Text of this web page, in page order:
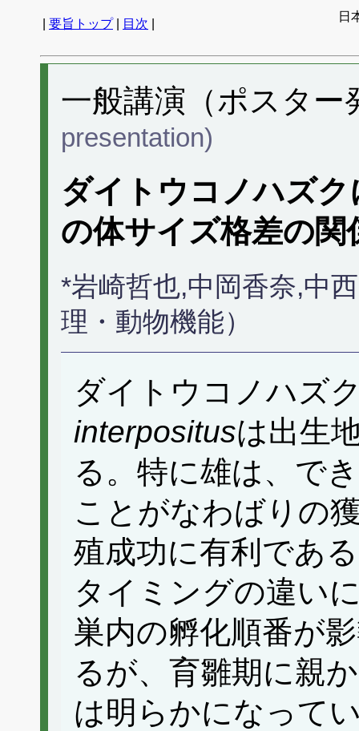
要旨トップ| 目次
日
一般講演（ポスタ
presentation)
ダイトウコノハズ
の体サイズ格差の関
*岩崎哲也,中岡香奈,中
理・動物機能）
ダイトウコノハズ
interpositusは出生
る。特に雄は、で
ことがなわばりの
殖成功に有利であ
タイミングの違い
巣内の孵化順番が
るが、育雛期に親
は明らかになって